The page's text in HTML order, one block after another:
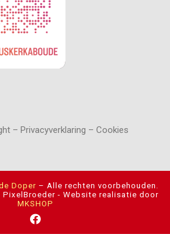
– Privacyverklaring – Cookies
Doper – Alle rechten voorbehouden.
- Website realisatie door
MKSHOP